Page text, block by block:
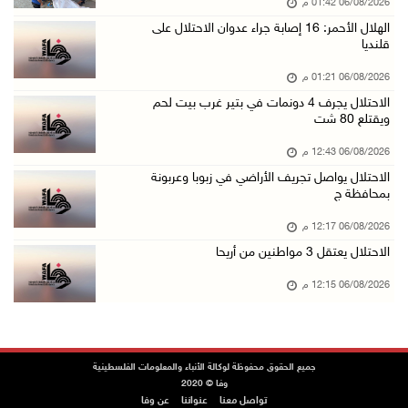
الرئاسة تدين وتحذر الاحتلال من استمرار حربه ا ...
الاحتلال يهدم منزلا شرق الخليل
الطفل فيصل ينتظر علاج كسر بعموده الفقري
06/آب/2026 11:34 ص
نادي الأسير: الاحتلال يعتقل ويحقق ميدانياً مع ...
06/آب/2026 11:33 ص
أبرز عناوين الصحف الفلسطينية
06/08/2026 01:42 م
الهلال الأحمر: 16 إصابة جراء عدوان الاحتلال على
قلنديا
06/08/2026 01:21 م
الاحتلال يجرف 4 دونمات في بتير غرب بيت لحم
ويقتلع 80 شت
06/08/2026 12:43 م
الاحتلال يواصل تجريف الأراضي في زبوبا وعربونة
بمحافظة ج
06/08/2026 12:17 م
الاحتلال يعتقل 3 مواطنين من أريحا
06/08/2026 12:15 م
جميع الحقوق محفوظة لوكالة الأنباء والمعلومات الفلسطينية
وفا © 2020
تواصل معنا عنواننا عن وفا